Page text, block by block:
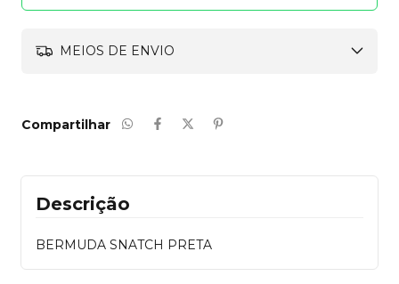
MEIOS DE ENVIO
Compartilhar
Descrição
BERMUDA SNATCH PRETA